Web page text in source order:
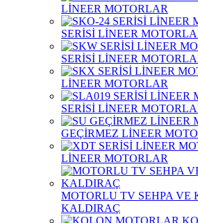
LİNEER MOTORLAR
SERİSİ LİNEER
SERİSİ LİNEER
LİNEER MOTORLAR
SERİSİ LİNEER
GEÇİRMEZ LİNEER
LİNEER MOTORLAR
MOTORLU TV SEHPA VE
KALDIRAÇ